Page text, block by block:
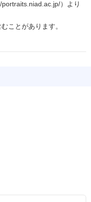
）より
ことがあります。